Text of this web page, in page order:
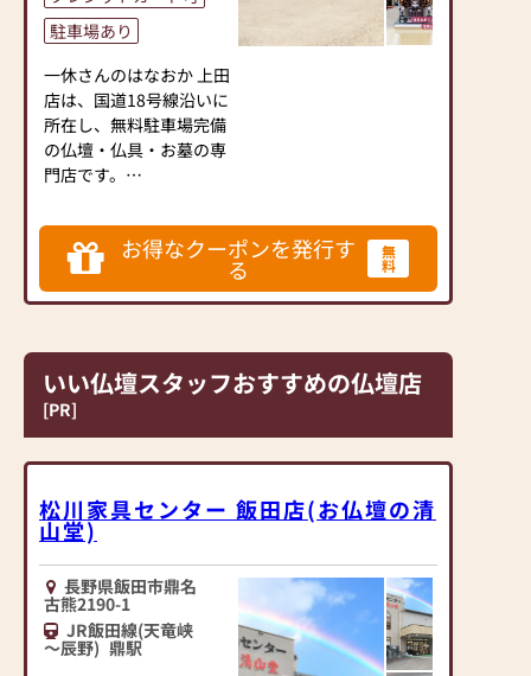
駐車場あり
一休さんのはなおか 上田
店は、国道18号線沿いに
所在し、無料駐車場完備
の仏壇・仏具・お墓の専
門店です。
接客を心がけておりま
す。家具調デザインが特
徴で洋間にも置きやすい
モダン仏壇やタンスの上
な大型仏壇、金仏壇など
を始め、常時200点ほど
のお仏壇を取り揃えてお
ります。また、毎日のお
やローソク、フラワーア
レンジメントなどの小物
商品の品揃えも充実、専
門店として地域の皆様の
ご要望にお応えできるよ
う営業しております。
【ご希望やお悩みをご相
お得なクーポンを発行す
る
無
料
いい仏壇スタッフおすすめの仏壇店
[PR]
松川家具センター 飯田店(お仏壇の清
山堂)
長野県飯田市鼎名
古熊2190-1
JR飯田線(天竜峡
～辰野) 鼎駅